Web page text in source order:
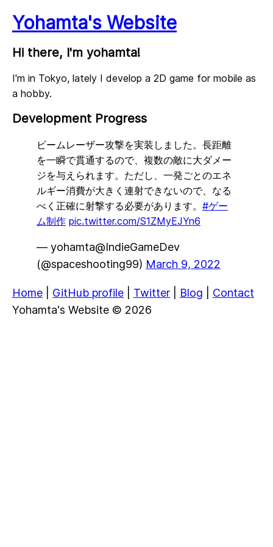
Yohamta's Website
Hi there, I'm yohamta!
I'm in Tokyo, lately I develop a 2D game for mobile as
a hobby.
Development Progress
ビームレーザー攻撃を実装しました。長距離
を一瞬で貫通するので、複数の敵に大ダメー
ジを与えられます。ただし、一発ごとのエネ
ルギー消費が大きく連射できないので、なる
べく正確に射撃する必要があります。 #ゲー
ム制作 pic.twitter.com/S1ZMyEJYn6
— yohamta@IndieGameDev
(@spaceshooting99) March 9, 2022
Home GitHub profile Twitter Blog
Contact
Yohamta's Website © 2026